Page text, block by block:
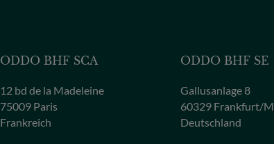
ODDO BHF SCA
12 bd de la Madeleine
75009 Paris
Frankreich
ODDO BHF SE
Gallusanlage 8
60329 Frankfurt/M
Deutschland